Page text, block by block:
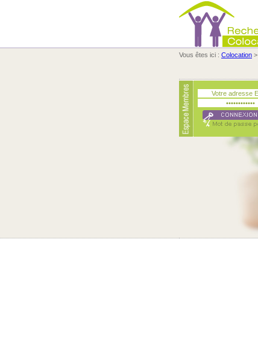
Vous êtes ici : Colocation >